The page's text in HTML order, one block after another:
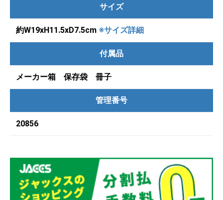
サイズ
約W19xH11.5xD7.5cm ※サイズ詳細
付属品
メーカー箱 保存袋 冊子
管理番号
20856